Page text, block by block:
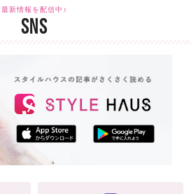
最新情報を配信中♪
SNS